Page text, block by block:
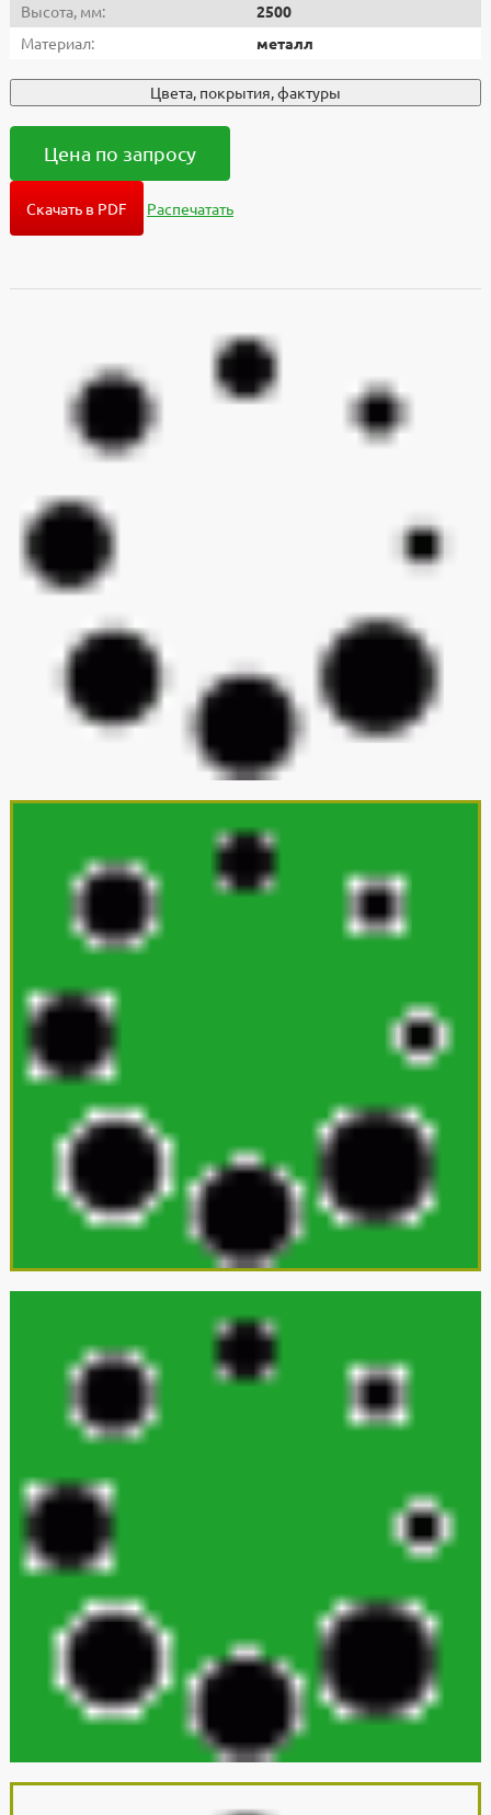
Высота, мм:
2500
Материал:
металл
Цвета, покрытия, фактуры
Цена по запросу
Скачать в PDF Распечатать